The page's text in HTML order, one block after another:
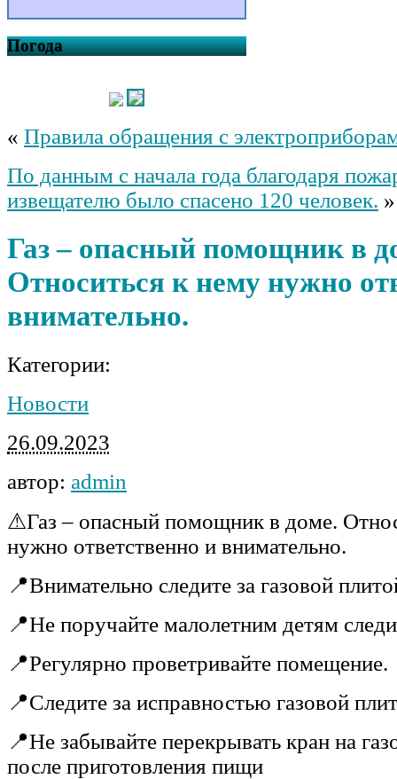
Погода
« Правила обращения с
По данным с начала года благодаря
извещателю было спасено 120 человек. »
Газ – опасный помощник в
Относиться к нему нужно
внимательно.
Категории:
Новости
26.09.2023
автор: admin
⚠Газ – опасный помощник в доме.
нужно ответственно и внимательно.
📍Внимательно следите за газовой
📍Не поручайте малолетним детям
📍Регулярно проветривайте помещение.
📍Следите за исправностью газовой
📍Не забывайте перекрывать кран на
после приготовления пищи